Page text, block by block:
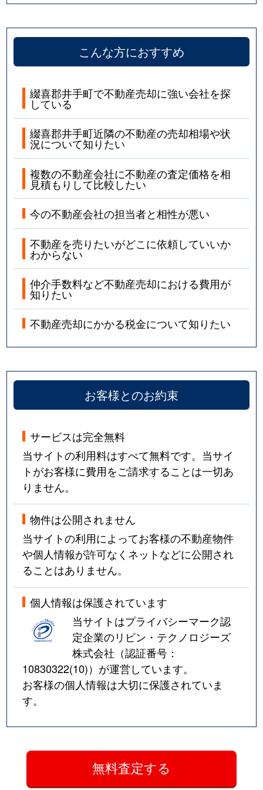
こんな方におすすめ
綴喜郡井手町で不動産売却に強い会社を探
している
綴喜郡井手町近隣の不動産の売却相場や状
況について知りたい
複数の不動産会社に不動産の査定価格を相
見積もりして比較したい
今の不動産会社の担当者と相性が悪い
不動産を売りたいがどこに依頼していいか
わからない
仲介手数料など不動産売却における費用が
知りたい
不動産売却にかかる税金について知りたい
お客様とのお約束
サービスは完全無料
当サイトの利用料はすべて無料です。当サイ
トがお客様に費用をご請求することは一切あ
りません。
物件は公開されません
当サイトの利用によってお客様の不動産物件
や個人情報が許可なくネットなどに公開され
ることはありません。
個人情報は保護されています
当サイトはプライバシーマーク認
定企業のリビン・テクノロジーズ
株式会社（認証番号：
10830322(10)）が運営しています。
お客様の個人情報は大切に保護されていま
す。